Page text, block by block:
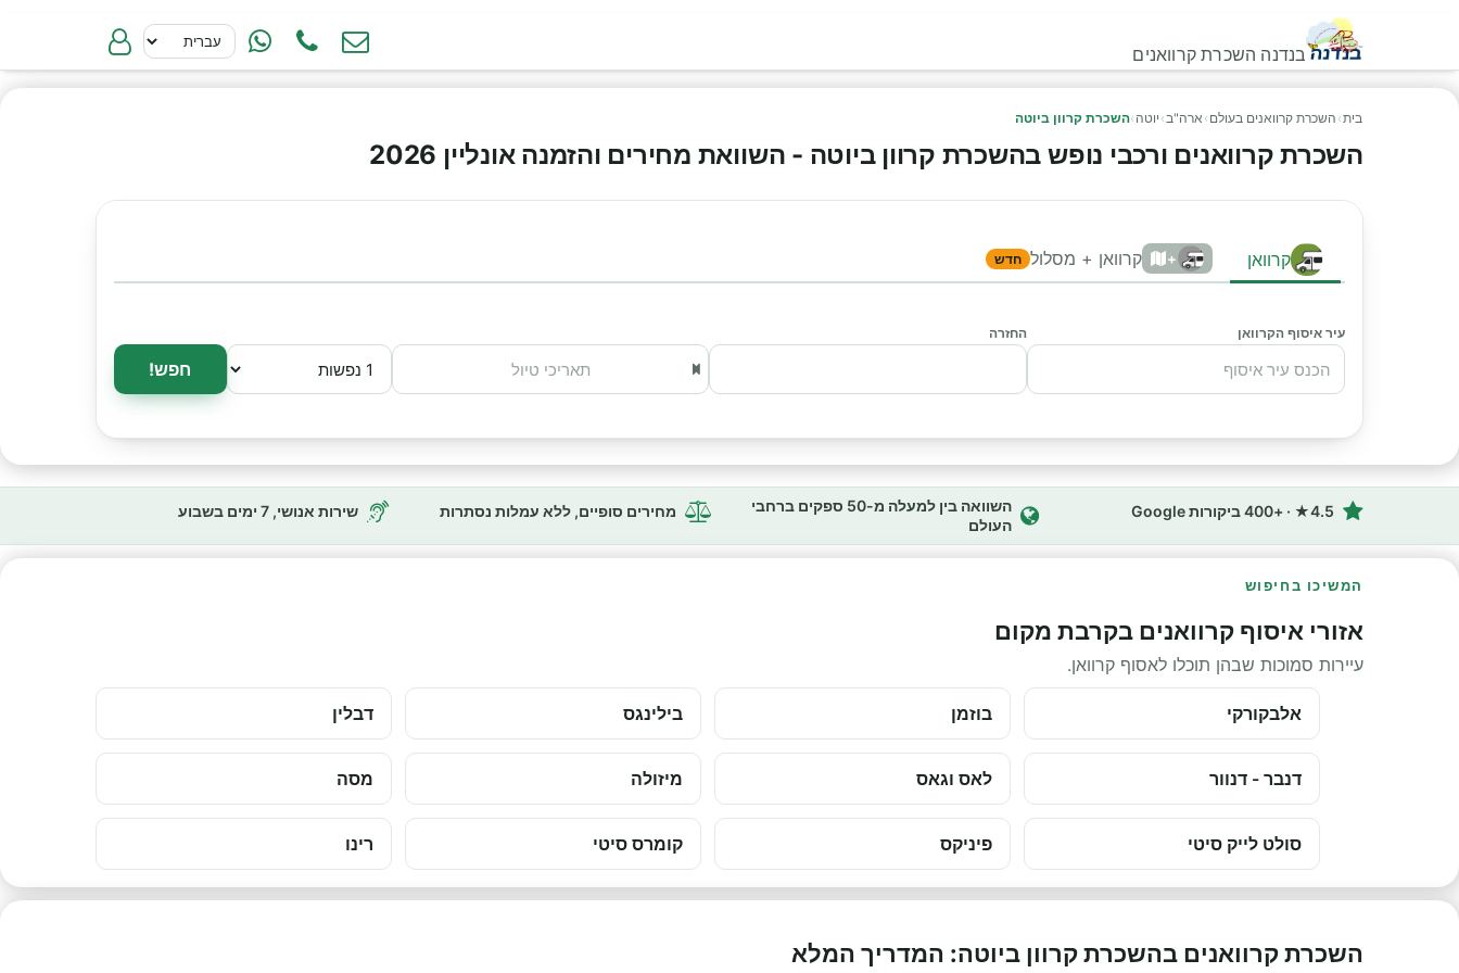
בנדנה השכרת קרוואנים
בית› השכרת קרוואנים בעולם › ארה"ב› יוטה ›השכרת קרוון ביוטה
השכרת קרוואנים ורכבי נופש בהשכרת קרוון ביוטה - השוואת מחירים והזמנה אונליין 2026
קרוואן + קרוואן + מסלול חדש
עיר איסוף הקרוואן החזרה
חפש!
4.5★ · +400 ביקורות Google
השוואה בין למעלה מ-50 ספקים ברחבי
העולם
מחירים סופיים, ללא עמלות נסתרות שירות אנושי, 7 ימים בשבוע
המשיכו בחיפוש
אזורי איסוף קרוואנים בקרבת מקום
עיירות סמוכות שבהן תוכלו לאסוף קרוואן.
אלבקורקי בוזמן בילינגס דבלין
דנבר - דנוור לאס וגאס מיזולה מסה
סולט לייק סיטי פיניקס קומרס סיטי רינו
השכרת קרוואנים בהשכרת קרוון ביוטה: המדריך המלא